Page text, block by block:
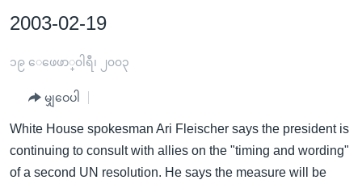
များ
ပင်မ
ကျော်
ကြည့်
ရန်
နိုင်ငံတကာ
အစ္စရေး-ပါလက်စတိုင်း
ဗွီဒီယို
အင်္ဂလိပ်စာလေ့လာမယ်
အမေရိကန်သုံးအီဒီယံ
မကြေးမုံရဲ့ အင်္ဂလိပ်စာ
အပတ်စဉ်ကဏ္ဍများ
ရေဒီယိုနှင့်ရုပ်သံ အချက်အလက်များ
2003-02-19
၁၉ ေဖေဖာ္၀ါရီ၊ ၂၀၀၃
မျှဝေပါ
White House spokesman Ari Fleischer says the president is
continuing to consult with allies on the "timing and wording"
of a second UN resolution. He says the measure will be